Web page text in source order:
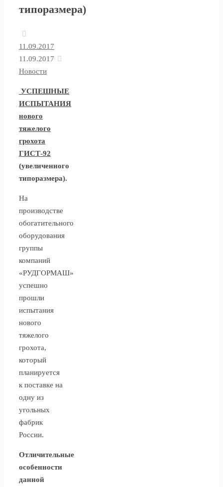
типоразмера)
11.09.2017
11.09.2017
Новости
УСПЕШНЫЕ
ИСПЫТАНИЯ
нового
тяжелого
грохота
ГИСТ-92
(увеличенного
типоразмера).
На
производстве
обогатительного
оборудования
группы
компаний
«РУДГОРМАШ»
успешно
прошли
испытания
нового
тяжелого
грохота,
который
планируется
к поставке на
одну из
угольных
фабрик
России.
Отличительные
особенности
данной